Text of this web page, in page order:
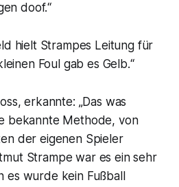
doof.“
hielt Strampes Leitung für
Foul gab es Gelb.“
erkannte: „Das was
bekannte Methode, von
der eigenen Spieler
Strampe war es ein sehr
es wurde kein Fußball